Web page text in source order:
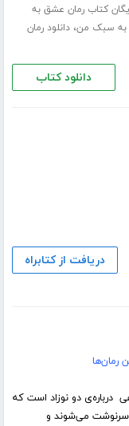
کتاب رمان عشق به
به سبک من،دانلود رمان
دانلود کتاب
دریافت از کتابراه
رمان‌ها
درباره‌ی دو نوزاد است که
سرنوشت می‌شوند و